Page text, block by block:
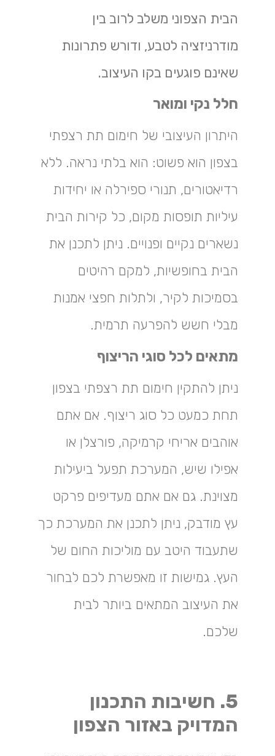
הבית הצפוני משלב לרוב בין
מודרניזציה לטבע, ודורש פתרונות
שאינם פוגעים בקו העיצוב.
חלל נקי ומואר
היתרון העיצובי של חימום תת רצפתי
בצפון הוא פשוט: הוא בלתי נראה. ללא
רדיאטורים, תנורי ספירלה או יחידות
עיליות תופסות מקום, כל קירות הבית
נשארים נקיים ופנויים. ניתן לתכנן את
הבית בחופשיות, למקם רהיטים
בסמיכות לקיר, ולתלות חפצי אמנות
מבלי חשש להפרעה תרמית.
מתאים לכל סוגי הריצוף
ניתן להתקין חימום תת רצפתי בצפון
תחת כמעט כל סוג ריצוף. אם אתם
אוהבים אריחי קרמיקה, פורצלן או
אפילו שיש, המערכת תפעל ביעילות
מצוינת. גם אם אתם מעדיפים פרקט
עץ מודבק, ניתן לתכנן את המערכת כך
שתעבוד היטב עם מוליכות החום של
העץ. גמישות זו מאפשרת לכם לבחור
את העיצוב המתאים ביותר לבית
שלכם.
5. חשיבות התכנון
המדויק באזור הצפון